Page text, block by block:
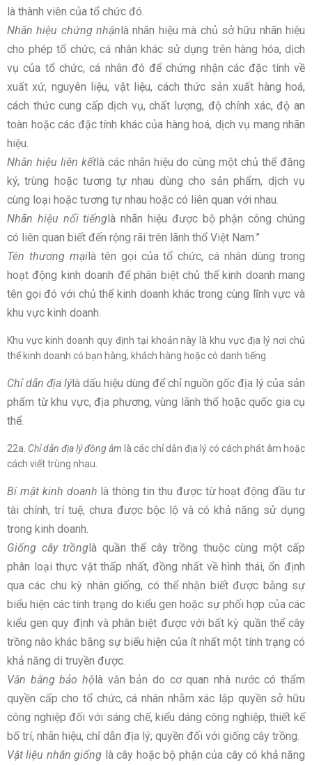
là thành viên của tổ chức đó.
Nhãn hiệu chứng nhậnlà nhãn hiệu mà chủ sở hữu nhãn hiệu
cho phép tổ chức, cá nhân khác sử dụng trên hàng hóa, dịch
vụ của tổ chức, cá nhân đó để chứng nhận các đặc tính về
xuất xứ, nguyên liệu, vật liệu, cách thức sản xuất hàng hoá,
cách thức cung cấp dịch vụ, chất lượng, độ chính xác, độ an
toàn hoặc các đặc tính khác của hàng hoá, dịch vụ mang nhãn
hiệu.
Nhãn hiệu liên kếtlà các nhãn hiệu do cùng một chủ thể đăng
ký, trùng hoặc tương tự nhau dùng cho sản phẩm, dịch vụ
cùng loại hoặc tương tự nhau hoặc có liên quan với nhau.
Nhãn hiệu nổi tiếnglà nhãn hiệu được bộ phận công chúng
có liên quan biết đến rộng rãi trên lãnh thổ Việt Nam.”
Tên thương mạilà tên gọi của tổ chức, cá nhân dùng trong
hoạt động kinh doanh để phân biệt chủ thể kinh doanh mang
tên gọi đó với chủ thể kinh doanh khác trong cùng lĩnh vực và
khu vực kinh doanh.
Khu vực kinh doanh quy định tại khoản này là khu vực địa lý nơi chủ
thể kinh doanh có bạn hàng, khách hàng hoặc có danh tiếng.
Chỉ dẫn địa lýlà dấu hiệu dùng để chỉ nguồn gốc địa lý của sản
phẩm từ khu vực, địa phương, vùng lãnh thổ hoặc quốc gia cụ
thể.
22a. Chỉ dẫn địa lý đồng âm là các chỉ dẫn địa lý có cách phát âm hoặc
cách viết trùng nhau.
Bí mật kinh doanh là thông tin thu được từ hoạt động đầu tư
tài chính, trí tuệ, chưa được bộc lộ và có khả năng sử dụng
trong kinh doanh.
Giống cây trồnglà quần thể cây trồng thuộc cùng một cấp
phân loại thực vật thấp nhất, đồng nhất về hình thái, ổn định
qua các chu kỳ nhân giống, có thể nhận biết được bằng sự
biểu hiện các tính trạng do kiểu gen hoặc sự phối hợp của các
kiểu gen quy định và phân biệt được với bất kỳ quần thể cây
trồng nào khác bằng sự biểu hiện của ít nhất một tính trạng có
khả năng di truyền được.
Văn bằng bảo hộlà văn bản do cơ quan nhà nước có thẩm
quyền cấp cho tổ chức, cá nhân nhằm xác lập quyền sở hữu
công nghiệp đối với sáng chế, kiểu dáng công nghiệp, thiết kế
bố trí, nhãn hiệu, chỉ dẫn địa lý; quyền đối với giống cây trồng.
Vật liệu nhân giống là cây hoặc bộ phận của cây có khả năng